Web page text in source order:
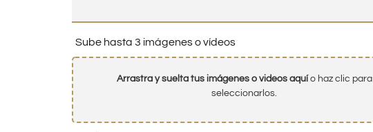
Sube hasta 3 imágenes o vídeos
Arrastra y suelta tus imágenes o videos aquío haz clic para
seleccionarlos.